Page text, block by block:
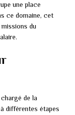
une place
ce domaine, cet
du
de la
différentes étapes